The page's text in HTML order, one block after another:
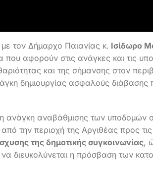
τον Δήμαρχο Παιανίας κ. Ισίδωρο
αφορούν στις ανάγκες και τις
και της σήμανσης στον
δημιουργίας ασφαλούς διάβασης
η ανάγκη αναβάθμισης των
την περιοχή της Αργιθέας προς
της δημοτικής συγκοινωνίας,
να διευκολύνεται η πρόσβαση των